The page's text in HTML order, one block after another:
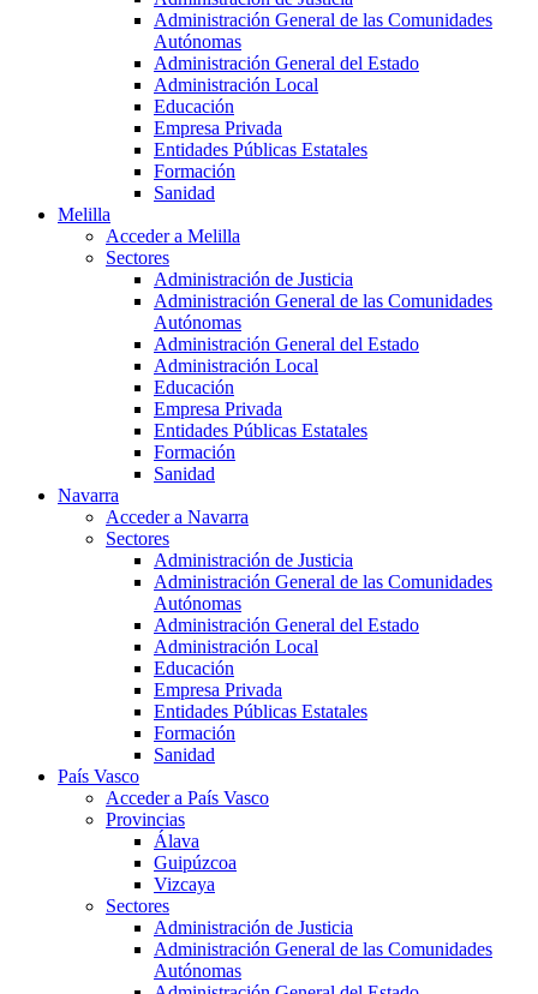
Administración General de las Comunidades
Autónomas
Administración General del Estado
Administración Local
Educación
Empresa Privada
Entidades Públicas Estatales
Formación
Sanidad
Melilla
Acceder a Melilla
Sectores
Administración de Justicia
Administración General de las Comunidades
Autónomas
Administración General del Estado
Administración Local
Educación
Empresa Privada
Entidades Públicas Estatales
Formación
Sanidad
Navarra
Acceder a Navarra
Sectores
Administración de Justicia
Administración General de las Comunidades
Autónomas
Administración General del Estado
Administración Local
Educación
Empresa Privada
Entidades Públicas Estatales
Formación
Sanidad
País Vasco
Acceder a País Vasco
Provincias
Álava
Guipúzcoa
Vizcaya
Sectores
Administración de Justicia
Administración General de las Comunidades
Autónomas